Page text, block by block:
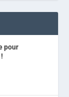
pour